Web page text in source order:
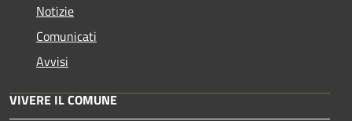
Notizie
Comunicati
Avvisi
VIVERE IL COMUNE